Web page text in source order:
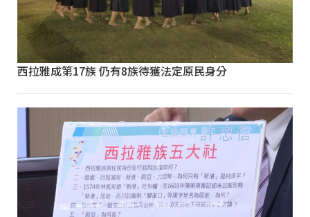
西拉雅成第17族 仍有8族待獲法定原民身分